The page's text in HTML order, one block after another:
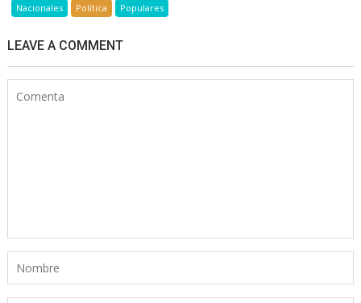
Nacionales Política Populares
LEAVE A COMMENT